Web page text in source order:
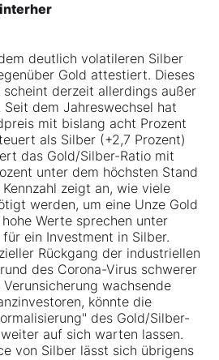
deutlich volatileren Silber
Gold attestiert. Dieses
derzeit allerdings außer
dem Jahreswechsel hat
mit bislang acht Prozent
als Silber (+2,7 Prozent)
das Gold/Silber-Ratio mit
unter dem höchsten Stand
zeigt an, wie viele
werden, um eine Unze Gold
Werte sprechen unter
ein Investment in Silber.
Rückgang der industriellen
des Corona-Virus schwerer
wachsende
könnte die
des Gold/Silber-
auf sich warten lassen.
von Silber lässt sich übrigens